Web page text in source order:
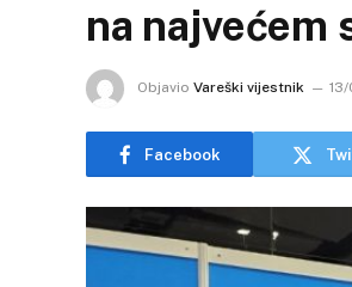
na najvećem
Objavio Vareški vijestnik
Facebook